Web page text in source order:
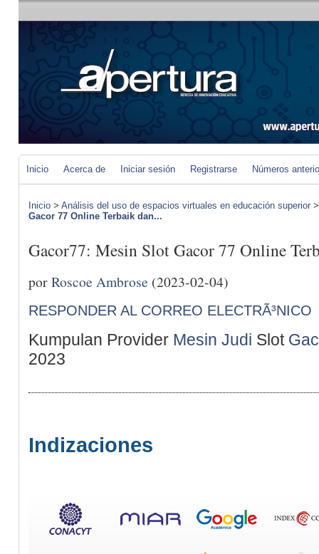
Inicio Acerca de Iniciar sesión Registrarse Números
Inicio > Análisis del uso de espacios virtuales en educación superior
Gacor 77 Online Terbaik dan...
Gacor77: Mesin Slot Gacor 77 Online
porRoscoe Ambrose (2023-02-04)
RESPONDER AL CORREO ELECTRÃ³NICO
Kumpulan Provider Mesin Judi Slot
2023
Indizaciones